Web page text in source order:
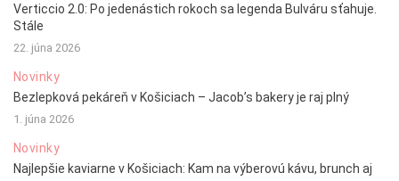
Verticcio 2.0: Po jedenástich rokoch sa legenda Bulváru sťahuje.
Stále
22. júna 2026
Novinky
Bezlepková pekáreň v Košiciach – Jacob’s bakery je raj plný
1. júna 2026
Novinky
Najlepšie kaviarne v Košiciach: Kam na výberovú kávu, brunch aj